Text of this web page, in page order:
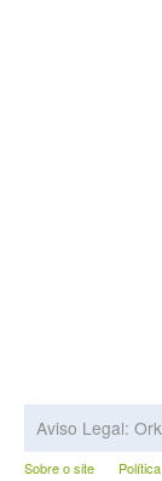
Aviso Legal:
Sobre o site